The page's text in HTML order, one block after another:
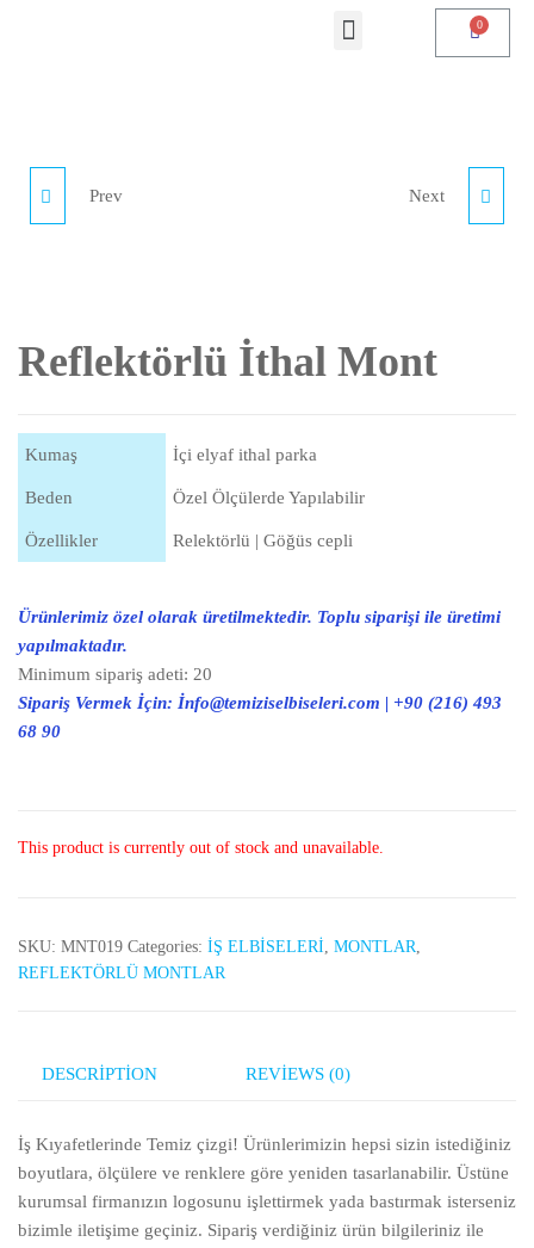
GABARDIN MONT
Prev BONDING İŞ YELEĞI
Next
Reflektörlü İthal Mont
Kumaş İçi elyaf ithal parka
Beden Özel Ölçülerde Yapılabilir
Özellikler Relektörlü | Göğüs cepli
Ürünlerimiz özel olarak üretilmektedir. Toplu siparişi ile üretimi
yapılmaktadır.
Minimum sipariş adeti: 20
Sipariş Vermek İçin: İnfo@temiziselbiseleri.com | +90 (216) 493
68 90
This product is currently out of stock and unavailable.
SKU: MNT019 Categories: İŞ ELBİSELERİ, MONTLAR,
REFLEKTÖRLÜ MONTLAR
DESCRIPTION REVIEWS (0)
İş Kıyafetlerinde Temiz çizgi! Ürünlerimizin hepsi sizin istediğiniz
boyutlara, ölçülere ve renklere göre yeniden tasarlanabilir. Üstüne
kurumsal firmanızın logosunu işlettirmek yada bastırmak isterseniz
bizimle iletişime geçiniz. Sipariş verdiğiniz ürün bilgileriniz ile